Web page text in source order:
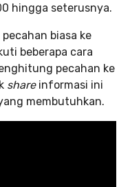
hingga seterusnya.
biasa ke
beberapa cara
pecahan ke
shareinformasi ini
membutuhkan.